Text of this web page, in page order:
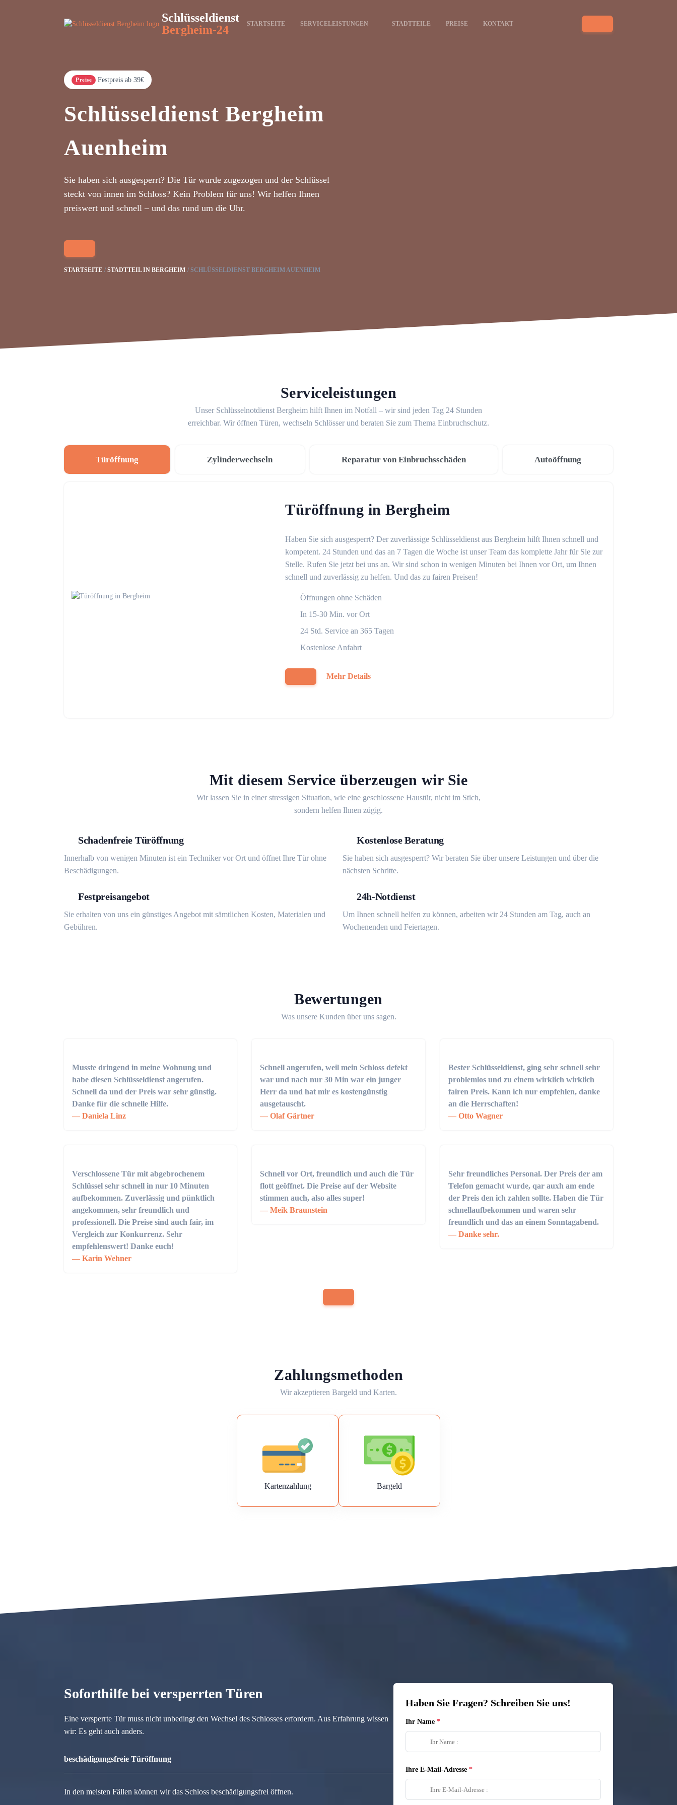
Schlüsseldienst
Bergheim-24
STARTSEITE SERVICELEISTUNGEN STADTTEILE PREISE KONTAKT
Preise Festpreis ab 39€
Schlüsseldienst Bergheim
Auenheim
Sie haben sich ausgesperrt? Die Tür wurde zugezogen und der Schlüssel
steckt von innen im Schloss? Kein Problem für uns! Wir helfen Ihnen
preiswert und schnell – und das rund um die Uhr.
STARTSEITE STADTTEIL IN BERGHEIM SCHLÜSSELDIENST BERGHEIM AUENHEIM
Serviceleistungen
Unser Schlüsselnotdienst Bergheim hilft Ihnen im Notfall – wir sind jeden Tag 24 Stunden
erreichbar. Wir öffnen Türen, wechseln Schlösser und beraten Sie zum Thema Einbruchschutz.
Türöffnung Zylinderwechseln Reparatur von Einbruchsschäden Autoöffnung
Türöffnung in Bergheim
Haben Sie sich ausgesperrt? Der zuverlässige Schlüsseldienst aus Bergheim hilft Ihnen schnell und
kompetent. 24 Stunden und das an 7 Tagen die Woche ist unser Team das komplette Jahr für Sie zur
Stelle. Rufen Sie jetzt bei uns an. Wir sind schon in wenigen Minuten bei Ihnen vor Ort, um Ihnen
schnell und zuverlässig zu helfen. Und das zu fairen Preisen!
Öffnungen ohne Schäden
In 15-30 Min. vor Ort
24 Std. Service an 365 Tagen
Kostenlose Anfahrt
Mehr Details
Mit diesem Service überzeugen wir Sie
Wir lassen Sie in einer stressigen Situation, wie eine geschlossene Haustür, nicht im Stich,
sondern helfen Ihnen zügig.
Schadenfreie Türöffnung
Innerhalb von wenigen Minuten ist ein Techniker vor Ort und öffnet Ihre Tür ohne
Beschädigungen.
Kostenlose Beratung
Sie haben sich ausgesperrt? Wir beraten Sie über unsere Leistungen und über die
nächsten Schritte.
Festpreisangebot
Sie erhalten von uns ein günstiges Angebot mit sämtlichen Kosten, Materialen und
Gebühren.
24h-Notdienst
Um Ihnen schnell helfen zu können, arbeiten wir 24 Stunden am Tag, auch an
Wochenenden und Feiertagen.
Bewertungen
Was unsere Kunden über uns sagen.
Musste dringend in meine Wohnung und
habe diesen Schlüsseldienst angerufen.
Schnell da und der Preis war sehr günstig.
Danke für die schnelle Hilfe.
Daniela Linz
Schnell angerufen, weil mein Schloss defekt
war und nach nur 30 Min war ein junger
Herr da und hat mir es kostengünstig
ausgetauscht.
Olaf Gärtner
Bester Schlüsseldienst, ging sehr schnell sehr
problemlos und zu einem wirklich wirklich
fairen Preis. Kann ich nur empfehlen, danke
an die Herrschaften!
Otto Wagner
Verschlossene Tür mit abgebrochenem
Schlüssel sehr schnell in nur 10 Minuten
aufbekommen. Zuverlässig und pünktlich
angekommen, sehr freundlich und
professionell. Die Preise sind auch fair, im
Vergleich zur Konkurrenz. Sehr
empfehlenswert! Danke euch!
Karin Wehner
Schnell vor Ort, freundlich und auch die Tür
flott geöffnet. Die Preise auf der Website
stimmen auch, also alles super!
Meik Braunstein
Sehr freundliches Personal. Der Preis der am
Telefon gemacht wurde, qar auxh am ende
der Preis den ich zahlen sollte. Haben die Tür
schnellaufbekommen und waren sehr
freundlich und das an einem Sonntagabend.
Danke sehr.
Zahlungsmethoden
Wir akzeptieren Bargeld und Karten.
Kartenzahlung Bargeld
Soforthilfe bei versperrten Türen
Eine versperrte Tür muss nicht unbedingt den Wechsel des Schlosses erfordern. Aus Erfahrung wissen
wir: Es geht auch anders.
beschädigungsfreie Türöffnung
In den meisten Fällen können wir das Schloss beschädigungsfrei öffnen.
Haben Sie Fragen? Schreiben Sie uns!
Ihr Name
Ihre E-Mail-Adresse